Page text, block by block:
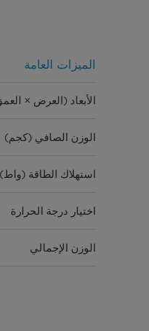
الميزات العامة
الأبعاد (العرض ×
الوزن الصافي (كجم)
استهلاك الطاقة (واط)
اختيار درجة الحرارة
الوزن الإجمالي